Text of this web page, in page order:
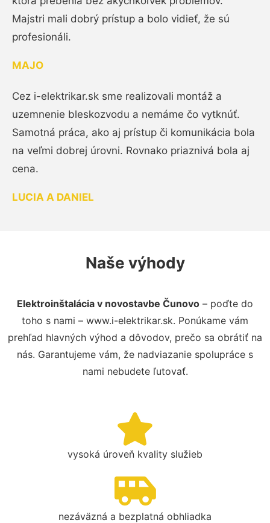
Majstri mali dobrý prístup a bolo vidieť, že sú
profesionáli.
MAJO
Cez i-elektrikar.sk sme realizovali montáž a
uzemnenie bleskozvodu a nemáme čo vytknúť.
Samotná práca, ako aj prístup či komunikácia bola
na veľmi dobrej úrovni. Rovnako priaznivá bola aj
cena.
LUCIA A DANIEL
Naše výhody
Elektroinštalácia v novostavbe Čunovo – poďte do
toho s nami – www.i-elektrikar.sk. Ponúkame vám
prehľad hlavných výhod a dôvodov, prečo sa obrátiť na
nás. Garantujeme vám, že nadviazanie spolupráce s
nami nebudete ľutovať.
vysoká úroveň kvality služieb
nezáväzná a bezplatná obhliadka